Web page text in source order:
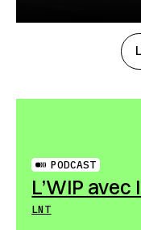
PODCAST
L’WIP
LNT